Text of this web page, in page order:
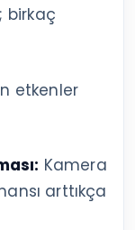
birkaç
etkenler
Kamera
arttıkça